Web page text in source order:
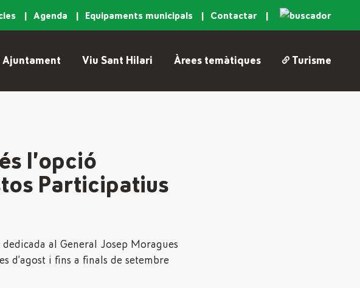
Agenda Equipaments municipals Contactar
Ajuntament Viu Sant Hilari Àrees temàtiques Turisme
l’opció
Participatius
al General Josep Moragues
d’agost i fins a finals de setembre